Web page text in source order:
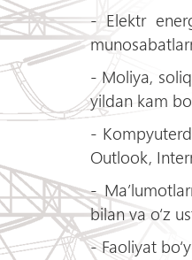
- Elektr
- Moliya,
yildan kam
-
Outlook,
-
bilan va о‘z
- Faoliyat